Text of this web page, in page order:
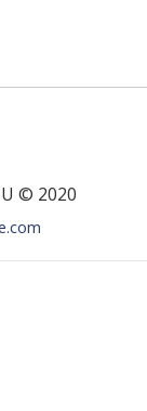
© 2020